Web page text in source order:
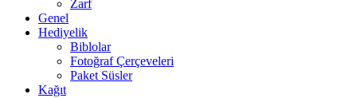
Zarf
Genel
Hediyelik
Biblolar
Fotoğraf Çerçeveleri
Paket Süsler
Kağıt